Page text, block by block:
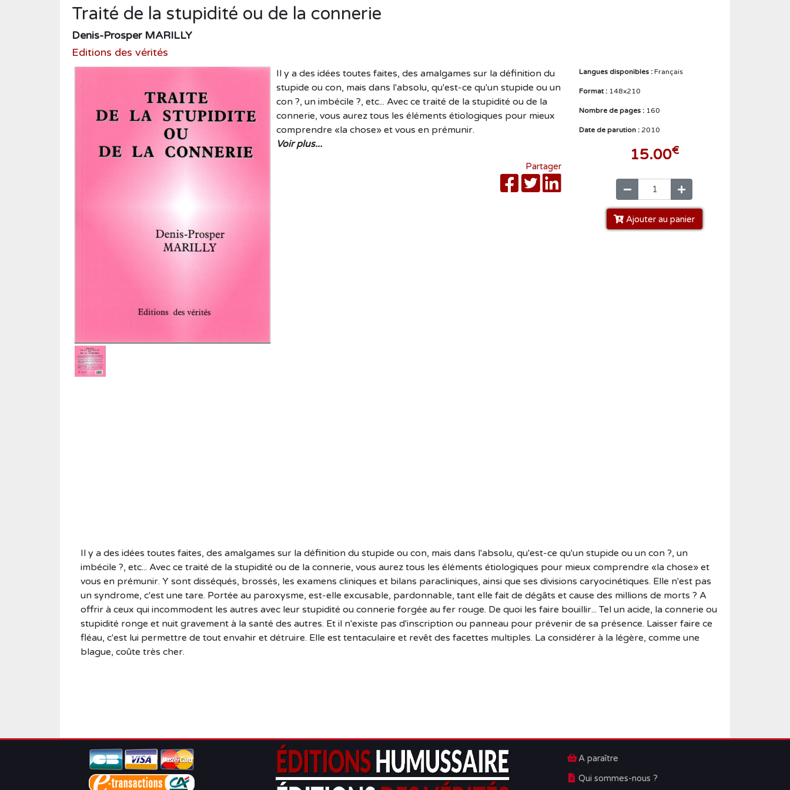
Normandie
Politique
Sciences humaines
Témoignages
Vie d'antan
Traité de la stupidité ou de la connerie
Denis-Prosper MARILLY
Editions des vérités
Il y a des idées toutes faites, des amalgames sur la définition du
stupide ou con, mais dans l'absolu, qu'est-ce qu'un stupide ou un
con ?, un imbécile ?, etc... Avec ce traité de la stupidité ou de la
connerie, vous aurez tous les éléments étiologiques pour mieux
comprendre «la chose» et vous en prémunir.
Voir plus...
Partager
Langues disponibles : Français
Format : 148x210
Nombre de pages : 160
Date de parution : 2010
15.00€
Ajouter au panier
Il y a des idées toutes faites, des amalgames sur la définition du stupide ou con, mais dans l'absolu, qu'est-ce qu'un stupide ou un con ?, un
imbécile ?, etc... Avec ce traité de la stupidité ou de la connerie, vous aurez tous les éléments étiologiques pour mieux comprendre «la chose» et
vous en prémunir. Y sont disséqués, brossés, les examens cliniques et bilans paracliniques, ainsi que ses divisions caryocinétiques. Elle n'est pas
un syndrome, c'est une tare. Portée au paroxysme, est-elle excusable, pardonnable, tant elle fait de dégâts et cause des millions de morts ? A
offrir à ceux qui incommodent les autres avec leur stupidité ou connerie forgée au fer rouge. De quoi les faire bouillir... Tel un acide, la connerie ou
stupidité ronge et nuit gravement à la santé des autres. Et il n'existe pas d'inscription ou panneau pour prévenir de sa présence. Laisser faire ce
fléau, c'est lui permettre de tout envahir et détruire. Elle est tentaculaire et revêt des facettes multiples. La considérer à la légère, comme une
blague, coûte très cher.
A paraître
Qui sommes-nous ?